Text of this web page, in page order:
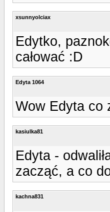
xsunnyolciax
Edytko,
całować :D
Edyta 1064
Wow Edyta co
kasiulka81
Edyta -
zacząć, a co
kachna831